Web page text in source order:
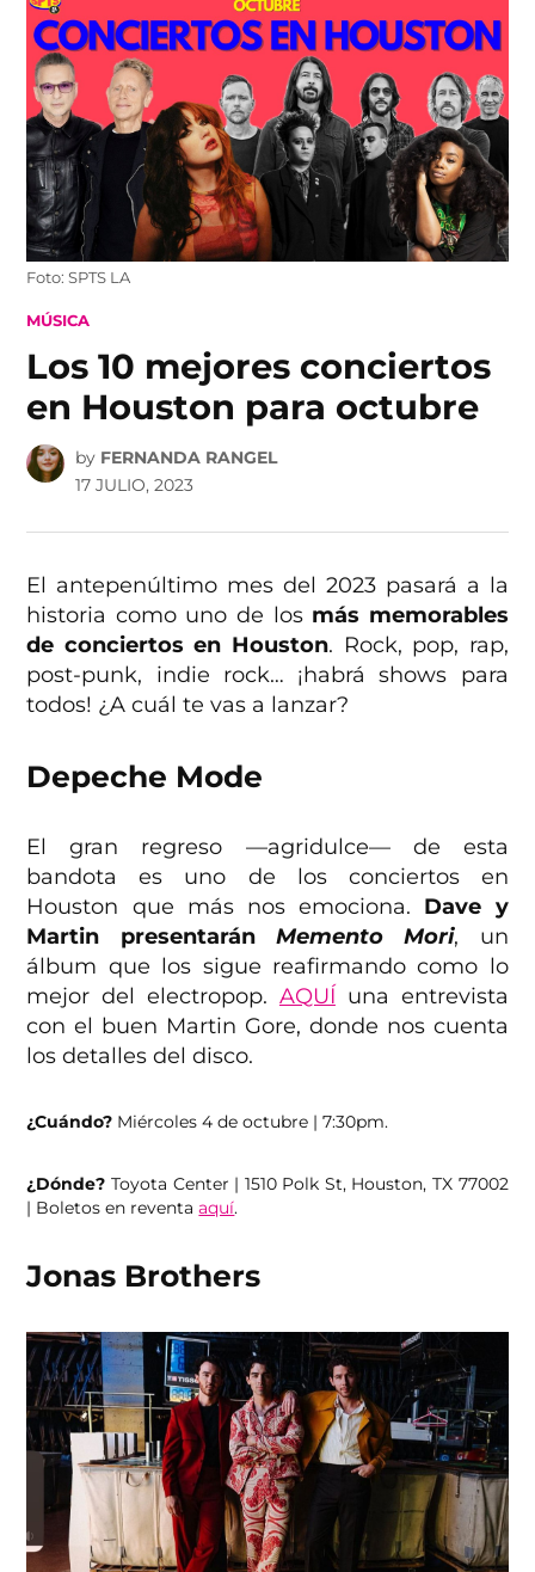
content
Foto: SPTS LA
POSTED
MÚSICA
Los 10 mejores conciertos
en Houston para octubre
by FERNANDA RANGEL
17 JULIO, 2023
El antepenúltimo mes del 2023 pasará a la
historia como uno de losmás memorables
de conciertos en Houston. Rock, pop, rap,
post-punk, indie rock… ¡habrá shows para
todos! ¿A cuál te vas a lanzar?
Depeche Mode
El gran regreso —agridulce— de esta
bandota es uno de los conciertos en
Houston que más nos emociona. Dave y
Martin presentaránMemento Mori, un
álbum que los sigue reafirmando como lo
mejor del electropop. AQUÍ una entrevista
con el buen Martin Gore, donde nos cuenta
los detalles del disco.
¿Cuándo? Miércoles 4 de octubre | 7:30pm.
¿Dónde? Toyota Center | 1510 Polk St, Houston, TX 77002
| Boletos en reventaaquí.
Jonas Brothers